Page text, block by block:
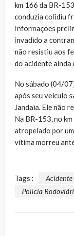
km 166 da BR-
conduzia colidiu
Informações
invadido a
não resistiu aos
do acidente ainda
No sábado (04/
após seu veículo
Jandaia. Ele não
Na BR-153, no
atropelado por
vítima morreu
Tags : Acidente
Polícia